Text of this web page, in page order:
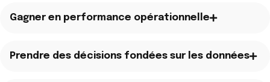
Gagner en performance opérationnelle
Prendre des décisions fondées sur les données